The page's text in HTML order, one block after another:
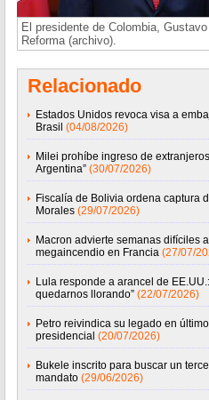
El presidente de Colombia,
Reforma (archivo).
Relacionado
Estados Unidos revoca visa a
Brasil (04/08/2026)
Milei prohíbe ingreso de
Argentina” (30/07/2026)
Fiscalía de Bolivia ordena captura
Morales (29/07/2026)
Macron advierte semanas difíciles
megaincendio en Francia (27/07/
Lula responde a arancel de
quedarnos llorando” (22/07/2026)
Petro reivindica su legado en
presidencial (20/07/2026)
Bukele inscrito para buscar un
mandato (29/06/2026)